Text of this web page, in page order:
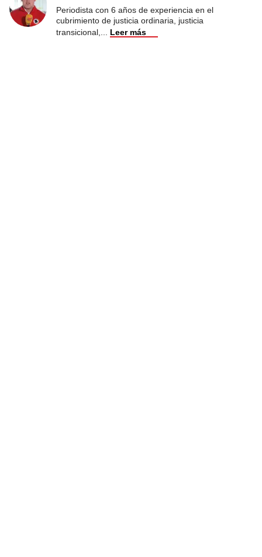
Periodista con 6 años de experiencia en el
cubrimiento de justicia ordinaria, justicia
transicional,
Leer más